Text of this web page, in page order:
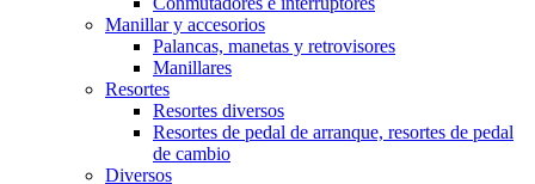
Manillar y accesorios
Palancas, manetas y retrovisores
Manillares
Resortes
Resortes diversos
Resortes de pedal de arranque, resortes de pedal
de cambio
Diversos